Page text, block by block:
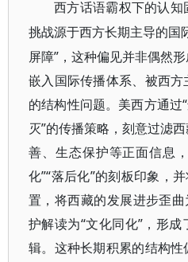
西方话语霸权下的认知
挑战源于西方长期主导的国
屏障”，这种偏见并非偶然
嵌入国际传播体系、被西
的结构性问题。美西方通过
灭”的传播策略，刻意过滤
善、生态保护等正面信息
化”“落后化”的刻板印象，
置，将西藏的发展进步歪
护解读为“文化同化”，形
辑。这种长期积累的结构